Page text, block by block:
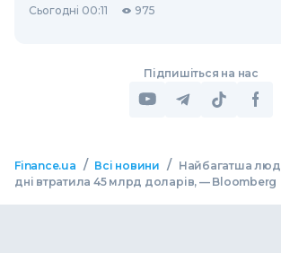
Сьогодні 00:11 975
Підпишіться на нас
Finance.ua / Всі новини /
Найбагатша
дні втратила 45 млрд доларів, — Bloomberg